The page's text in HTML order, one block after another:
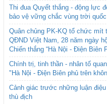
Thi đua Quyết thắng - động lực
bảo vệ vững chắc vùng trời
Quân chủng PK-KQ tổ chức mít
QĐND Việt Nam, 28 năm ngày
Chiến thắng “Hà Nội - Điện Biên
Chính trị, tinh thần - nhân tố
"Hà Nội - Điện Biên phủ trên
Cảnh giác trước những luận
thù địch